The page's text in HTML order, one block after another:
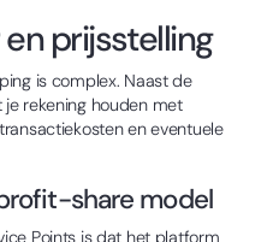
prijsstelling
is complex. Naast de
rekening houden met
en eventuele
share model
Points is dat het platform